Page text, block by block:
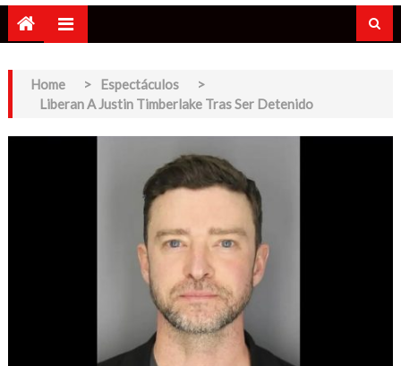
Home > Espectáculos
>
Liberan A Justin Timberlake Tras Ser Detenido